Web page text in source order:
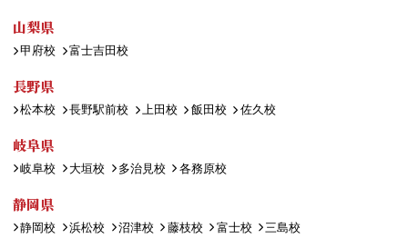
山梨県
甲府校 富士吉田校
長野県
松本校 長野駅前校 上田校 飯田校 佐久校
岐阜県
岐阜校 大垣校 多治見校 各務原校
静岡県
静岡校 浜松校 沼津校 藤枝校 富士校 三島校